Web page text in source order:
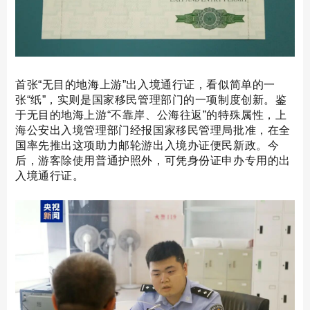
首张“无目的地海上游”出入境通行证，看似简单的一
张“纸”，实则是国家移民管理部门的一项制度创新。鉴
于无目的地海上游“不靠岸、公海往返”的特殊属性，上
海公安出入境管理部门经报国家移民管理局批准，在全
国率先推出这项助力邮轮游出入境办证便民新政。今
后，游客除使用普通护照外，可凭身份证申办专用的出
入境通行证。